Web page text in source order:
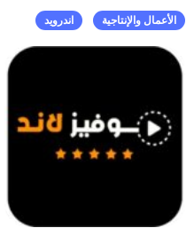
الأعمال والإنتاجية اندرويد